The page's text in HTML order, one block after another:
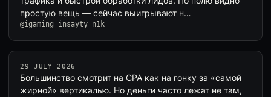
простую вещь — сейчас выигрывают н…
@igaming_insayty_n1k
29 JULY 2026
Большинство смотрит на CPA как на гонку за «самой
жирной» вертикалью. Но деньги часто лежат не там,